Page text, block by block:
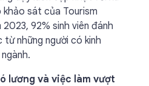
sát của Tourism
92% sinh viên đánh
những người có kinh
lương và việc làm vượt